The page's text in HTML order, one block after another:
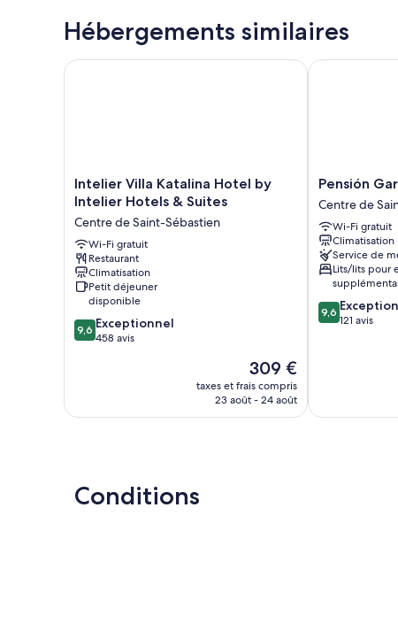
Hébergements similaires
Intelier
Villa
Hotel
by
Intelier
Hotels
&
Suites
Centre
de
Intelier Villa Katalina Hotel by
Intelier Hotels & Suites
Centre de Saint-Sébastien
Wi-Fi gratuit
Restaurant
Climatisation
Petit déjeuner
disponible
9.6
sur
9,6 Exceptionnel
458 avis
Le
nouveau
prix
309 €
taxes et frais compris
23 août - 24 août
Intelier Villa Katalina Hotel by Intelier Hotels & Suites
Pensión
Garibai
Centre
de
Saint-
Sébastien
Pensión
Centre de
Wi-Fi gratuit
Climatisation
Service de
Lits/lits pour
9.6
sur
9,6
121 avis
Pensión Garibai
Conditions